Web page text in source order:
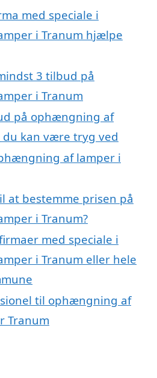
med speciale i
i Tranum hjælpe
3 tilbud på
i Tranum
på ophængning af
du kan være tryg ved
af lamper i
at bestemme prisen på
i Tranum?
med speciale i
i Tranum eller hele
til ophængning af
Tranum